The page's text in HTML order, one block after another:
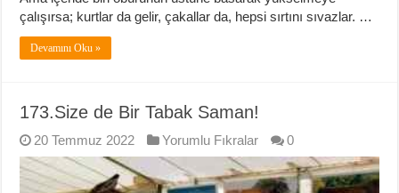
çalışırsa; kurtlar da gelir, çakallar da, hepsi sırtını sıvazlar. …
Devamını Oku »
173.Size de Bir Tabak Saman!
20 Temmuz 2022 Yorumlu Fıkralar 0